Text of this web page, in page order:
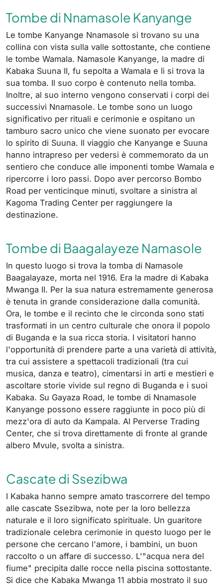
Tombe di Nnamasole Kanyange
Le tombe Kanyange Nnamasole si trovano su una
collina con vista sulla valle sottostante, che contiene
le tombe Wamala. Namasole Kanyange, la madre di
Kabaka Suuna II, fu sepolta a Wamala e lì si trova la
sua tomba. Il suo corpo è contenuto nella tomba.
Inoltre, al suo interno vengono conservati i corpi dei
successivi Nnamasole. Le tombe sono un luogo
significativo per rituali e cerimonie e ospitano un
tamburo sacro unico che viene suonato per evocare
lo spirito di Suuna. Il viaggio che Kanyange e Suuna
hanno intrapreso per vedersi è commemorato da un
sentiero che conduce alle imponenti tombe Wamala e
ripercorre i loro passi. Dopo aver percorso Bombo
Road per venticinque minuti, svoltare a sinistra al
Kagoma Trading Center per raggiungere la
destinazione.
Tombe di Baagalayeze Namasole
In questo luogo si trova la tomba di Namasole
Baagalayaze, morta nel 1916. Era la madre di Kabaka
Mwanga II. Per la sua natura estremamente generosa
è tenuta in grande considerazione dalla comunità.
Ora, le tombe e il recinto che le circonda sono stati
trasformati in un centro culturale che onora il popolo
di Buganda e la sua ricca storia. I visitatori hanno
l'opportunità di prendere parte a una varietà di attività,
tra cui assistere a spettacoli tradizionali (tra cui
musica, danza e teatro), cimentarsi in arti e mestieri e
ascoltare storie vivide sul regno di Buganda e i suoi
Kabaka. Su Gayaza Road, le tombe di Nnamasole
Kanyange possono essere raggiunte in poco più di
mezz'ora di auto da Kampala. Al Perverse Trading
Center, che si trova direttamente di fronte al grande
albero Mvule, svolta a sinistra.
Cascate di Ssezibwa
I Kabaka hanno sempre amato trascorrere del tempo
alle cascate Ssezibwa, note per la loro bellezza
naturale e il loro significato spirituale. Un guaritore
tradizionale celebra cerimonie in questo luogo per le
persone che cercano l'amore, i bambini, un buon
raccolto o un affare di successo. L'"acqua nera del
fiume" precipita dalle rocce nella piscina sottostante.
Si dice che Kabaka Mwanga 11 abbia mostrato il suo